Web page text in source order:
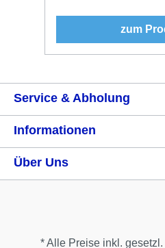
zum
Service & Abholung
Informationen
Über Uns
* Alle Preise inkl.